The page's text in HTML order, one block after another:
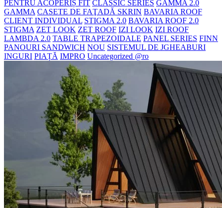
PENTRU ACOPERIȘ FIT CLASSIC SERIES GAMMA 2.0
GAMMA CASETE DE FAŢADĂ SKRIN BAVARIA ROOF
CLIENT INDIVIDUAL STIGMA 2.0 BAVARIA ROOF 2.0
STIGMA ZET LOOK ZET ROOF IZI LOOK IZI ROOF
LAMBDA 2.0 TABLE TRAPEZOIDALE PANEL SERIES FINN
PANOURI SANDWICH NOU SISTEMUL DE JGHEABURI
INGURI PIAȚĂ IMPRO Uncategorized @ro